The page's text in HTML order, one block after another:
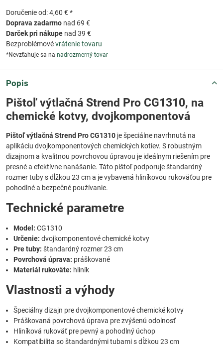
Doručenie od: 4,60 € *
Doprava zadarmo nad 69 €
Darček pri nákupe nad 39 €
Bezproblémovévrátenie tovaru
*Nevzťahuje sa na nadrozmerný tovar
Popis
Pištoľ výtlačná Strend Pro CG1310, na
chemické kotvy, dvojkomponentová
Pištoľ výtlačná Strend Pro CG1310 je špeciálne navrhnutá na
aplikáciu dvojkomponentových chemických kotiev. S robustným
dizajnom a kvalitnou povrchovou úpravou je ideálnym riešením pre
presné a efektívne nanášanie. Táto pištoľ podporuje štandardný
rozmer tuby s dĺžkou 23 cm a je vybavená hliníkovou rukoväťou pre
pohodlné a bezpečné používanie.
Technické parametre
Model: CG1310
Určenie: dvojkomponentové chemické kotvy
Pre tuby: štandardný rozmer 23 cm
Povrchová úprava: práškované
Materiál rukoväte: hliník
Vlastnosti a výhody
Špeciálny dizajn pre dvojkomponentové chemické kotvy
Práškovaná povrchová úprava pre zvýšenú odolnosť
Hliníková rukoväť pre pevný a pohodlný úchop
Kompatibilita so štandardnými tubami s dĺžkou 23 cm